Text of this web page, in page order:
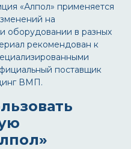
«Алпол» применяется
на
оборудовании в разных
рекомендован к
поставщик
ВМП.